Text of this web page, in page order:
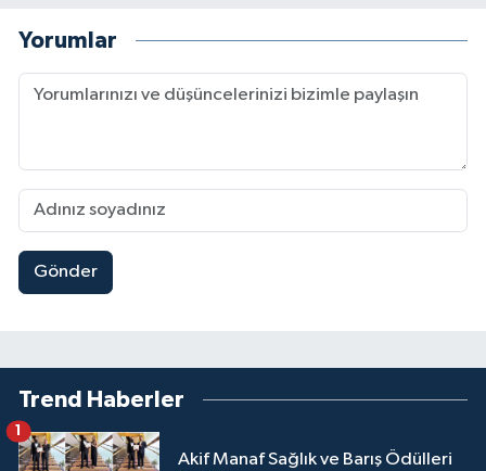
Yorumlar
Gönder
Trend Haberler
Akif Manaf Sağlık ve Barış Ödülleri
1